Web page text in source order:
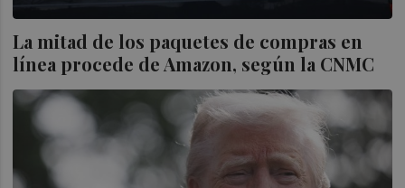
La mitad de los paquetes de compras en
línea procede de Amazon, según la CNMC